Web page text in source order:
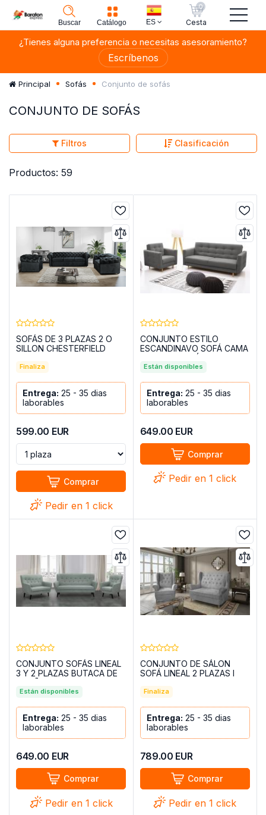
Buscar Catálogo ES
0
Cesta
¿Tienes alguna preferencia o necesitas asesoramiento?
Escríbenos
Principal Sofás Conjunto de sofás
CONJUNTO DE SOFÁS
Filtros Clasificación
Productos: 59
SOFÁS DE 3 PLAZAS 2 O
SILLON CHESTERFIELD
Finaliza
Entrega: 25 - 35 dias
laborables
599.00 EUR
Comprar
Pedir en 1 click
CONJUNTO ESTILO
ESCANDINAVO SOFÁ CAMA
210 CM Y SILLÓN GODIVO
GRIS OSCURO
Están disponibles
Entrega: 25 - 35 dias
laborables
649.00 EUR
Comprar
Pedir en 1 click
CONJUNTO SOFÁS LINEAL
3 Y 2 PLAZAS BUTACA DE
NÓRDICOS VERDE
Están disponibles
Entrega: 25 - 35 dias
laborables
649.00 EUR
Comprar
Pedir en 1 click
CONJUNTO DE SÁLON
SOFÁ LINEAL 2 PLAZAS I
AROS GRIS
Finaliza
Entrega: 25 - 35 dias
laborables
789.00 EUR
Comprar
Pedir en 1 click